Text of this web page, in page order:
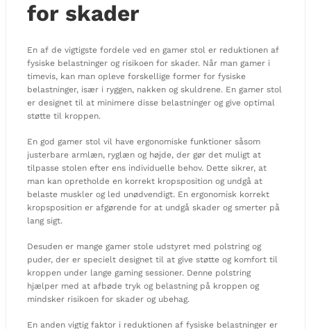
for skader
En af de vigtigste fordele ved en gamer stol er reduktionen af
fysiske belastninger og risikoen for skader. Når man gamer i
timevis, kan man opleve forskellige former for fysiske
belastninger, især i ryggen, nakken og skuldrene. En gamer stol
er designet til at minimere disse belastninger og give optimal
støtte til kroppen.
En god gamer stol vil have ergonomiske funktioner såsom
justerbare armlæn, ryglæn og højde, der gør det muligt at
tilpasse stolen efter ens individuelle behov. Dette sikrer, at
man kan opretholde en korrekt kropsposition og undgå at
belaste muskler og led unødvendigt. En ergonomisk korrekt
kropsposition er afgørende for at undgå skader og smerter på
lang sigt.
Desuden er mange gamer stole udstyret med polstring og
puder, der er specielt designet til at give støtte og komfort til
kroppen under lange gaming sessioner. Denne polstring
hjælper med at afbøde tryk og belastning på kroppen og
mindsker risikoen for skader og ubehag.
En anden vigtig faktor i reduktionen af fysiske belastninger er